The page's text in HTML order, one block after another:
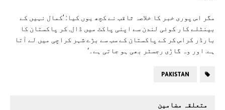
مگر اس پوری خبر کا خلاصہ ثاقب نے کچھ یوں کیا: ’کمال نہیں کے
بینٹلے کار کوئی لندن سے اپنی پاکٹ میں ڈال. کر پاکستان کا
بارڈر کراس کر کے پاکستان کے سب سے بڑے شہر کراچی میں لے آتا
ہے. اور وہ گاڑی رجسٹر بھی ہو جاتی ہے۔‘
PAKISTAN
متعلقہ مضامین